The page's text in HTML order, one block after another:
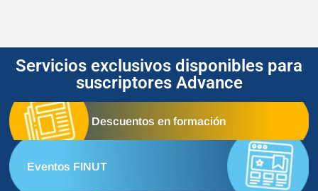
Servicios exclusivos disponibles para
suscriptores Advance
Descuentos en formación
Eventos FINUT